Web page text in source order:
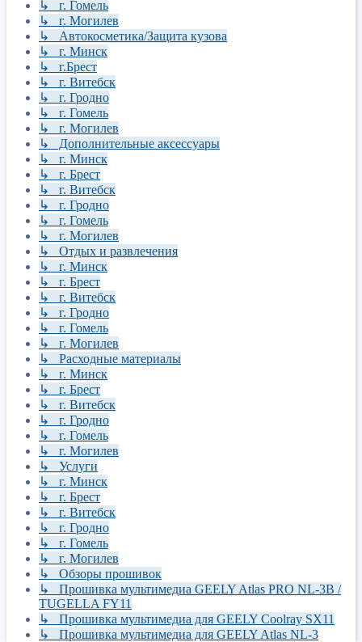
↳ г. Гомель
↳ г. Могилев
↳ Автокосметика/Защита кузова
↳ г. Минск
↳ г.Брест
↳ г. Витебск
↳ г. Гродно
↳ г. Гомель
↳ г. Могилев
↳ Дополнительные аксессуары
↳ г. Минск
↳ г. Брест
↳ г. Витебск
↳ г. Гродно
↳ г. Гомель
↳ г. Могилев
↳ Отдых и развлечения
↳ г. Минск
↳ г. Брест
↳ г. Витебск
↳ г. Гродно
↳ г. Гомель
↳ г. Могилев
↳ Расходные материалы
↳ г. Минск
↳ г. Брест
↳ г. Витебск
↳ г. Гродно
↳ г. Гомель
↳ г. Могилев
↳ Услуги
↳ г. Минск
↳ г. Брест
↳ г. Витебск
↳ г. Гродно
↳ г. Гомель
↳ г. Могилев
↳ Обзоры прошивок
↳ Прошивка мультимедиа GEELY Atlas PRO NL-3B /
TUGELLA FY11
↳ Прошивка мультимедиа для GEELY Coolray SX11
↳ Прошивка мультимедиа для GEELY Atlas NL-3